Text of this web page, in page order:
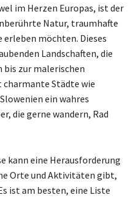
im Herzen Europas, ist der
Natur, traumhafte
möchten. Dieses
Landschaften, die
bis zur malerischen
Städte wie
ein wahres
die gerne wandern, Rad
kann eine Herausforderung
Orte und Aktivitäten gibt,
ist am besten, eine Liste